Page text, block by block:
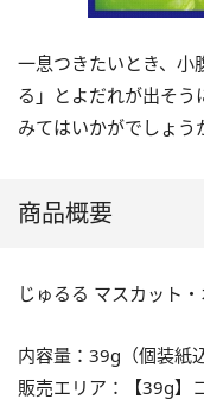
一息つきたいとき、小
る」とよだれが出そう
みてはいかがでしょう
商品概要
じゅるる マスカット
内容量：39g（個装紙
販売エリア：【39g】